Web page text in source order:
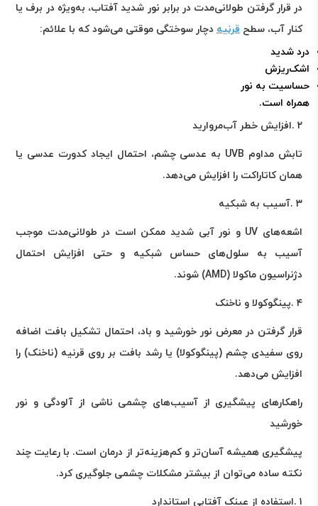
در قرار گرفتن طولانی‌مدت در برابر نور شدید آفتاب، به‌ویژه در برف یا
کنار آب، سطح قرنیه دچار سوختگی موقتی می‌شود که با علائم:
درد شدید
اشک‌ریزش
حساسیت به نور
همراه است.
۲ .افزایش خطر آب‌مروارید
تابش مداوم UVB به عدسی چشم، احتمال ایجاد کدورت عدسی یا
همان کاتاراکت را افزایش می‌دهد.
۳ .آسیب به شبکیه
اشعه‌های UVو نور آبی شدید ممکن است در طولانی‌مدت موجب
آسیب به سلول‌های حساس شبکیه و حتی افزایش احتمال
دژنراسیون ماکولا (AMD) شوند.
۴ .پینگوکولا و ناخنک
قرار گرفتن در معرض نور خورشید و باد، احتمال تشکیل بافت اضافه
روی سفیدی چشم (پینگوکولا) یا رشد بافت بر روی قرنیه (ناخنک) را
افزایش می‌دهد.
راهکارهای پیشگیری از آسیب‌های چشمی ناشی از آلودگی و نور
خورشید
پیشگیری همیشه آسان‌تر و کم‌هزینه‌تر از درمان است. با رعایت چند
نکته ساده می‌توان از بیشتر مشکلات چشمی جلوگیری کرد.
۱ .استفاده از عینک آفتابی استاندارد